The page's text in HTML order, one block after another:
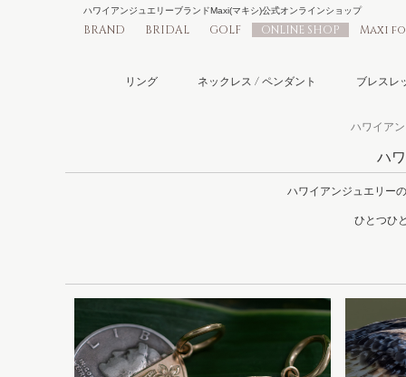
BRAND BRIDAL GOLF ONLINE SHOP Maxi
ハワイアンジュエリーブランドMaxi(マキシ)公式オンラインショップ
リング ネックレス / ペンダント ブレスレ
ハワイア
ハ
ハワイアンジュエリー
ひとつひ